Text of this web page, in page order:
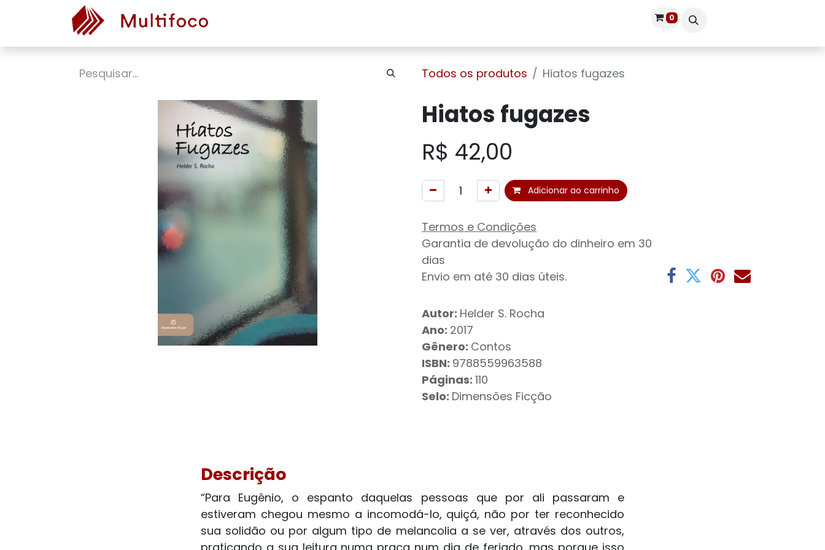
0
Todos os produtos Hiatos fugazes
Hiatos fugazes
R$ 42,00
Adicionar ao carrinho
Termos e Condições
Garantia de devolução do dinheiro em 30
dias
Envio em até 30 dias úteis.
Autor: Helder S. Rocha
Ano: 2017
Gênero: Contos
ISBN: 9788559963588
Páginas: 110
Selo: Dimensões Ficção
Descrição
“Para Eugênio, o espanto daquelas pessoas que por ali passaram e
estiveram chegou mesmo a incomodá-lo, quiçá, não por ter reconhecido
sua solidão ou por algum tipo de melancolia a se ver, através dos outros,